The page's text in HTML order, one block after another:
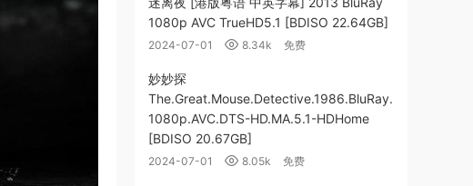
1080p AVC TrueHD5.1 [BDISO 22.64GB]
2024-07-01 8.34k 免费
妙妙探
The.Great.Mouse.Detective.1986.BluRay.
1080p.AVC.DTS-HD.MA.5.1-HDHome
[BDISO 20.67GB]
2024-07-01 8.05k 免费